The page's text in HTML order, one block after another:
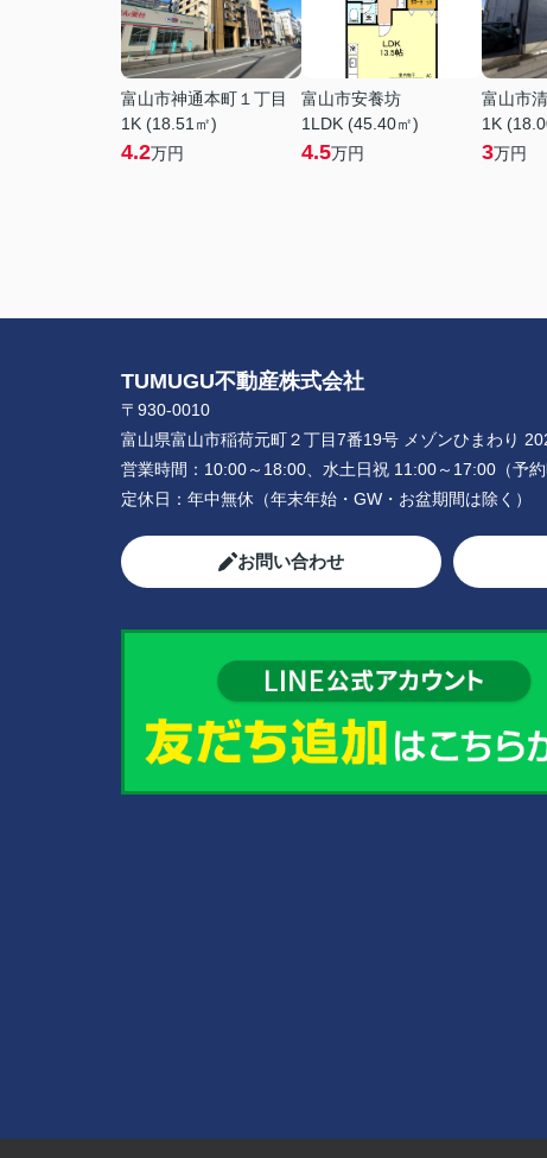
富山市神通本町１丁目
1K (18.51㎡)
4.2万円
富山市安養坊
1LDK (45.40㎡)
4.5万円
富山市
1K
3万円
TUMUGU不動産株式会社
〒930-0010
富山県富山市稲荷元町２丁目7番19号 メゾンひまわり
営業時間： 10:00～18:00、水土日祝 11:00～17:00（予約
定休日： 年中無休（年末年始・GW・お盆期間は除く）
お問い合わせ